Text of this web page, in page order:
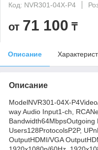
Код: NVR301-04X-P4
от 71 100 ₸
Описание
Описание
ModelNVR301-04X-
way Audio Input1-ch,
Users128ProtocolsP2P,
OutputHDMI/VGA